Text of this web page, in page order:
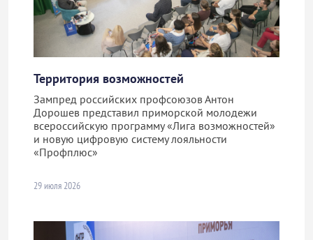
Территория возможностей
Зампред российских профсоюзов Антон
Дорошев представил приморской молодежи
всероссийскую программу «Лига возможностей»
и новую цифровую систему лояльности
«Профплюс»
29 июля 2026